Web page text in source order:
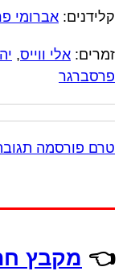
קלידנים: אברומי
זמרים: אלי ווייס,
פרסברגר
טרם פורסמה
👈 מקבץ